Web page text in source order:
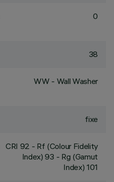
0
38
WW - Wall Washer
fixe
CRI 92 - Rf (Colour Fidelity
Index) 93 - Rg (Gamut
Index) 101